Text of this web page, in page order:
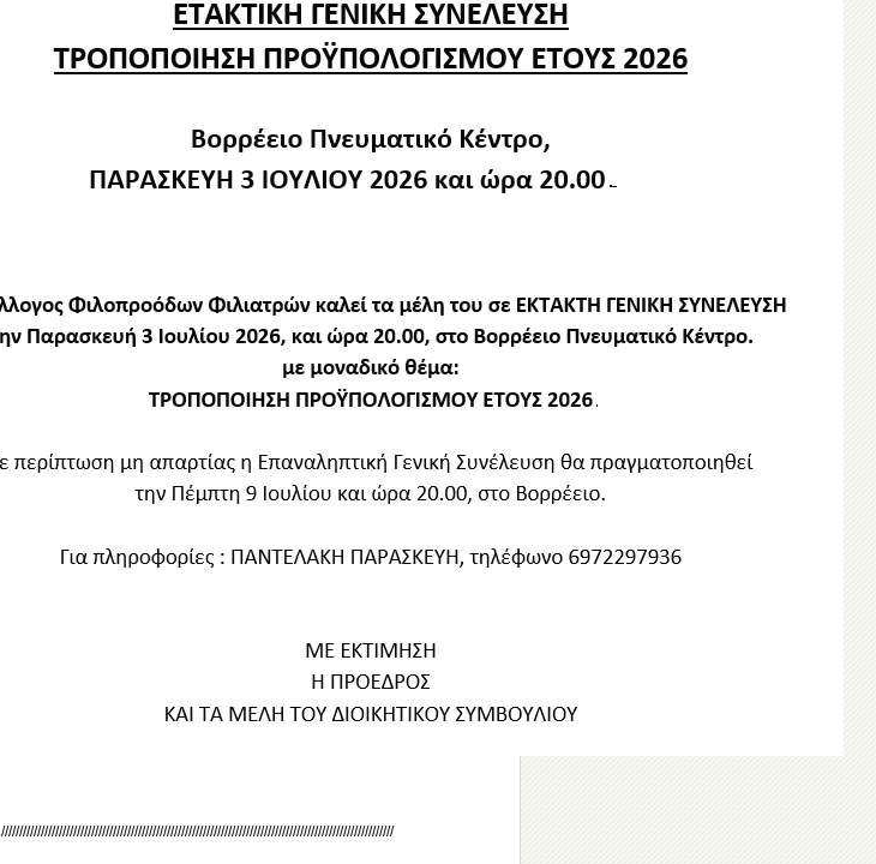
/////////////////////////////////////////////////////////////////////////////////////////////////////////////